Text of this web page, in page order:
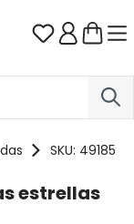
Tienes 0
SKU: 49185
estrellas